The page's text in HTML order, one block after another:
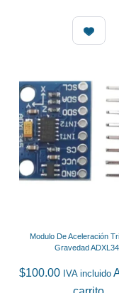
Modulo De Aceleración
Gravedad
$100.00 IVA incluido